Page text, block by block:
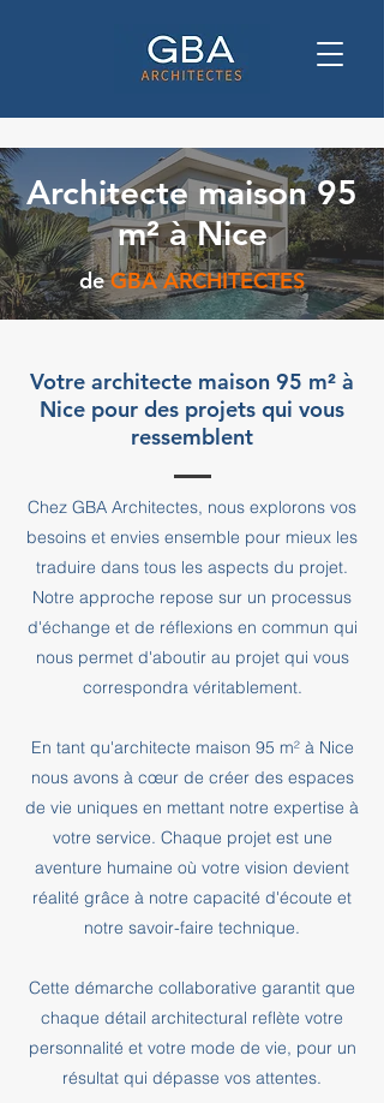
Architecte maison 95
m² à Nice
de GBA ARCHITECTES
Votre architecte maison 95 m² à
Nice pour des projets qui vous
ressemblent
Chez GBA Architectes, nous explorons vos
besoins et envies ensemble pour mieux les
traduire dans tous les aspects du projet.
Notre approche repose sur un processus
d'échange et de réflexions en commun qui
nous permet d'aboutir au projet qui vous
correspondra véritablement.
En tant qu'architecte maison 95 m² à Nice
nous avons à cœur de créer des espaces
de vie uniques en mettant notre expertise à
votre service. Chaque projet est une
aventure humaine où votre vision devient
réalité grâce à notre capacité d'écoute et
notre savoir-faire technique.
Cette démarche collaborative garantit que
chaque détail architectural reflète votre
personnalité et votre mode de vie, pour un
résultat qui dépasse vos attentes.